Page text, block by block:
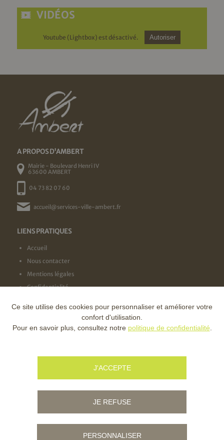
VIDÉOS
Youtube (Lightbox) est désactivé. Autoriser
A PROPOS D'AMBERT
Mairie - Boulevard Henri IV
63600 AMBERT
04 73 82 07 60
accueil@services-ville-ambert.fr
LIENS PRATIQUES
Accueil
Nous contacter
Mentions légales
Confidentialité
NOS LABELS
Ce site utilise des cookies pour personnaliser et améliorer votre
confort d'utilisation.
Pour en savoir plus, consultez notre politique de confidentialité
J'ACCEPTE
JE REFUSE
PERSONNALISER